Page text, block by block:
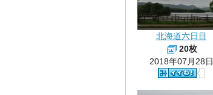
北海道六日目
20枚
2018年07月28日